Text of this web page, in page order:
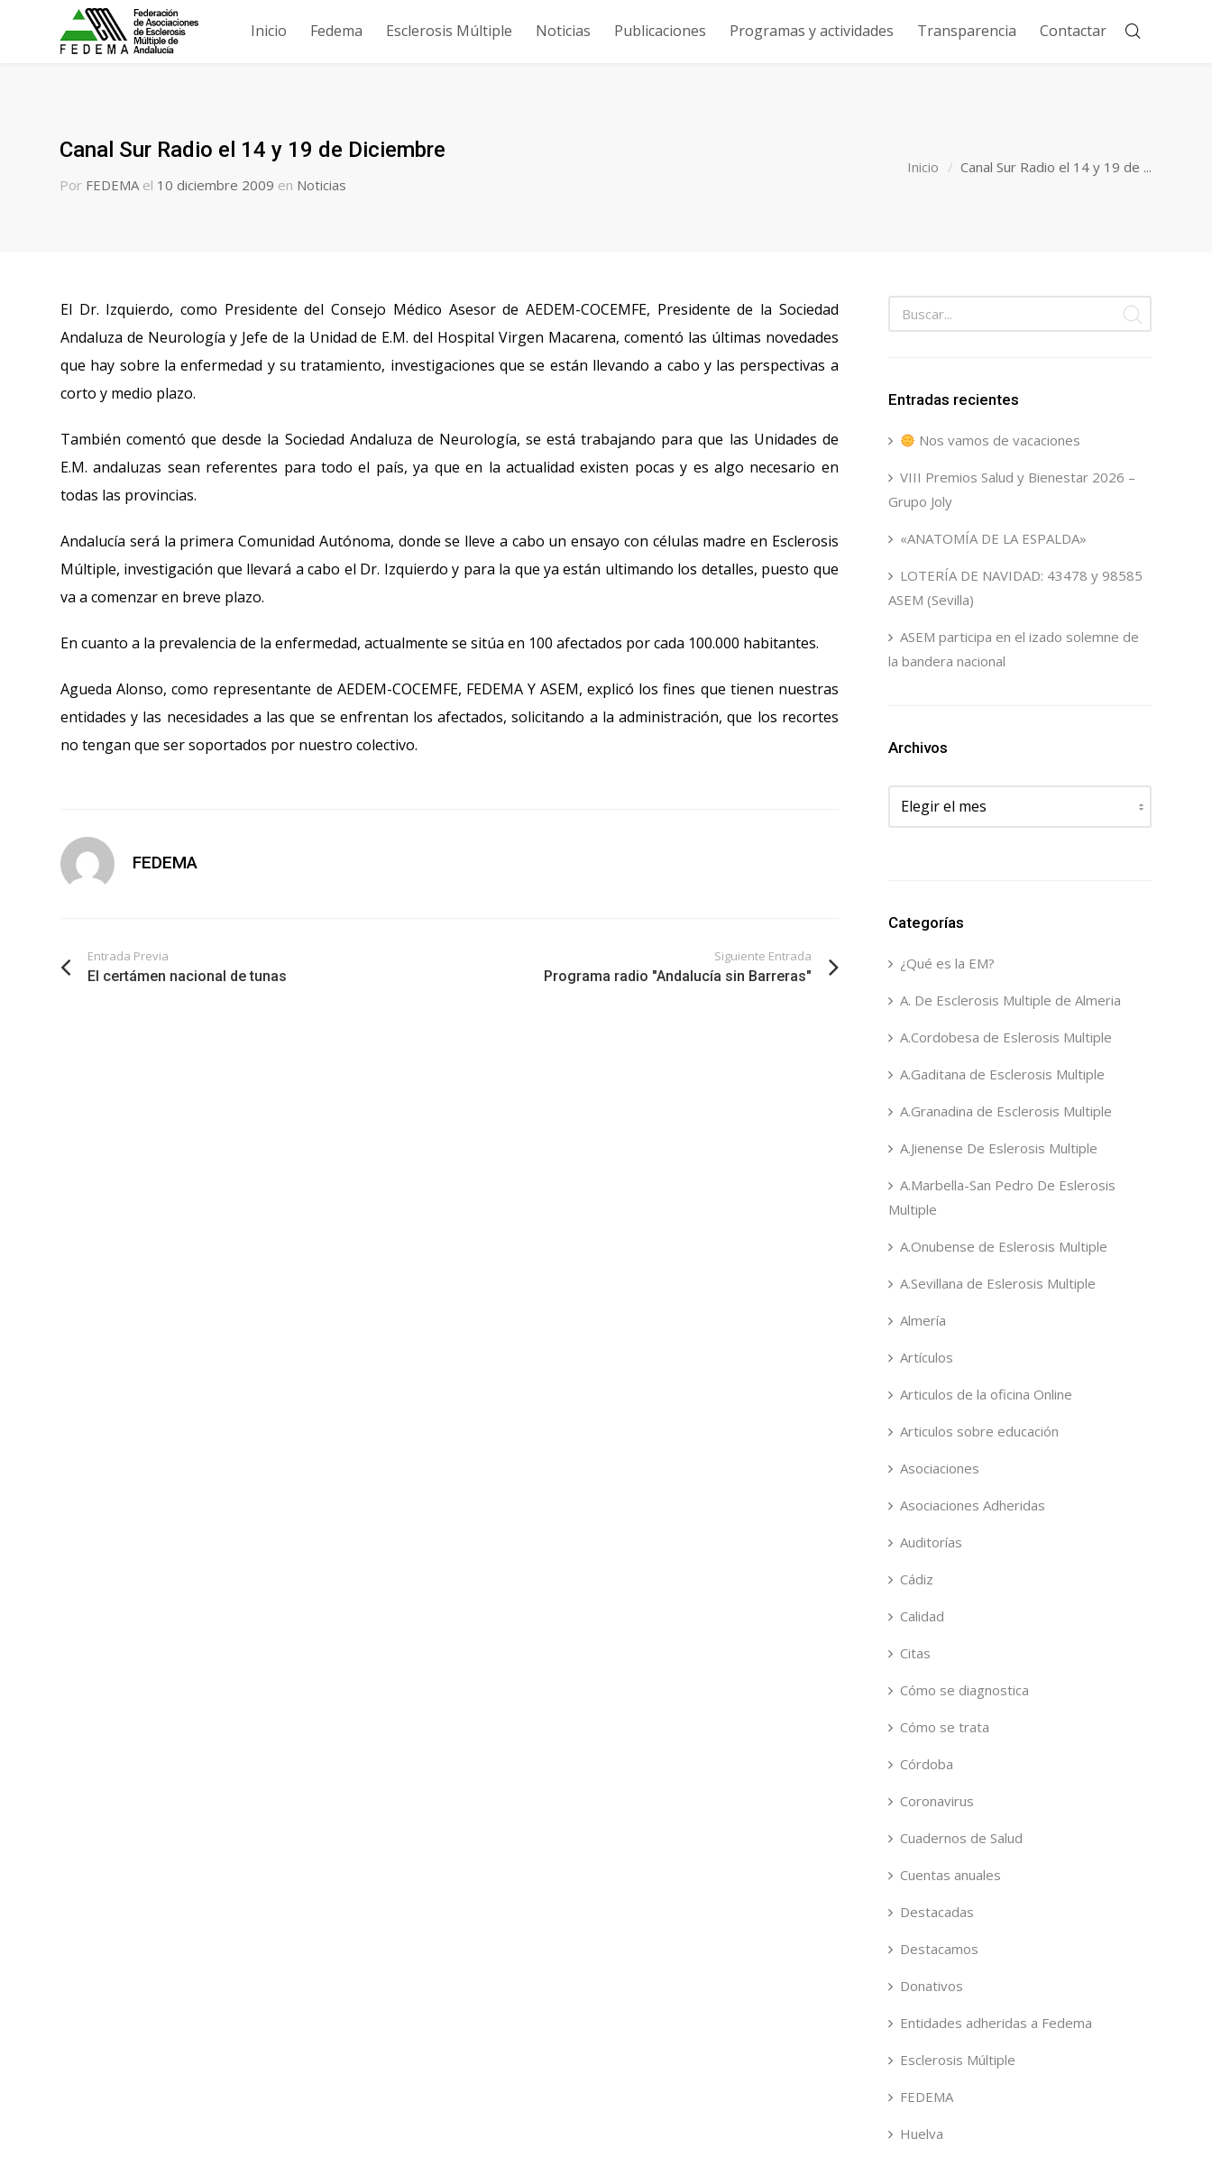
Inicio Fedema Esclerosis Múltiple Noticias Publicaciones Programas y actividades Transparencia Contactar
Canal Sur Radio el 14 y 19 de Diciembre
Por FEDEMA el 10 diciembre 2009 en Noticias
Inicio Canal Sur Radio el 14 y 19 de ...
El Dr. Izquierdo, como Presidente del Consejo Médico Asesor de AEDEM-COCEMFE, Presidente de la Sociedad
Andaluza de Neurología y Jefe de la Unidad de E.M. del Hospital Virgen Macarena, comentó las últimas novedades
que hay sobre la enfermedad y su tratamiento, investigaciones que se están llevando a cabo y las perspectivas a
corto y medio plazo.
También comentó que desde la Sociedad Andaluza de Neurología, se está trabajando para que las Unidades de
E.M. andaluzas sean referentes para todo el país, ya que en la actualidad existen pocas y es algo necesario en
todas las provincias.
Andalucía será la primera Comunidad Autónoma, donde se lleve a cabo un ensayo con células madre en Esclerosis
Múltiple, investigación que llevará a cabo el Dr. Izquierdo y para la que ya están ultimando los detalles, puesto que
va a comenzar en breve plazo.
En cuanto a la prevalencia de la enfermedad, actualmente se sitúa en 100 afectados por cada 100.000 habitantes.
Agueda Alonso, como representante de AEDEM-COCEMFE, FEDEMA Y ASEM, explicó los fines que tienen nuestras
entidades y las necesidades a las que se enfrentan los afectados, solicitando a la administración, que los recortes
no tengan que ser soportados por nuestro colectivo.
FEDEMA
Entrada Previa
El certámen nacional de tunas
Siguiente Entrada
Programa radio "Andalucía sin Barreras"
Entradas recientes
Nos vamos de vacaciones
VIII Premios Salud y Bienestar 2026 –
Grupo Joly
«ANATOMÍA DE LA ESPALDA»
LOTERÍA DE NAVIDAD: 43478 y 98585
ASEM (Sevilla)
ASEM participa en el izado solemne de
la bandera nacional
Archivos
Archivos
Categorías
¿Qué es la EM?
A. De Esclerosis Multiple de Almeria
A.Cordobesa de Eslerosis Multiple
A.Gaditana de Esclerosis Multiple
A.Granadina de Esclerosis Multiple
A.Jienense De Eslerosis Multiple
A.Marbella-San Pedro De Eslerosis
Multiple
A.Onubense de Eslerosis Multiple
A.Sevillana de Eslerosis Multiple
Almería
Artículos
Articulos de la oficina Online
Articulos sobre educación
Asociaciones
Asociaciones Adheridas
Auditorías
Cádiz
Calidad
Citas
Cómo se diagnostica
Cómo se trata
Córdoba
Coronavirus
Cuadernos de Salud
Cuentas anuales
Destacadas
Destacamos
Donativos
Entidades adheridas a Fedema
Esclerosis Múltiple
FEDEMA
Huelva